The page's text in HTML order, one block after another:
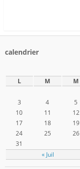
calendrier
L M M
« Juil
3
4 5
10
11 12
17
18 19
24
25 26
31